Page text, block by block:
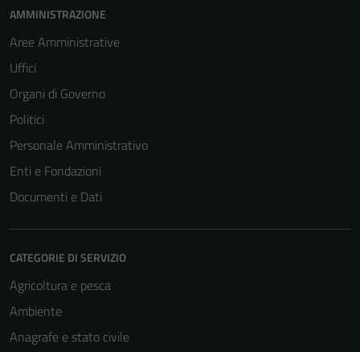
AMMINISTRAZIONE
Aree Amministrative
Uffici
Organi di Governo
Politici
Personale Amministrativo
Enti e Fondazioni
Documenti e Dati
CATEGORIE DI SERVIZIO
Agricoltura e pesca
Ambiente
Anagrafe e stato civile